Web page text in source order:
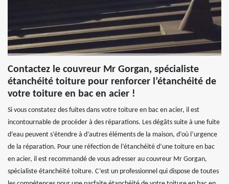
Contactez le couvreur Mr Gorgan, spécialiste
étanchéité toiture pour renforcer l’étanchéité de
votre toiture en bac en acier !
Si vous constatez des fuites dans votre toiture en bac en acier, il est
incontournable de procéder à des réparations. Les dégâts suite à une fuite
d’eau peuvent s’étendre à d’autres éléments de la maison, d’où l’urgence
de la réparation. Pour une réfection de l’étanchéité d’une toiture en bac
en acier, il est recommandé de vous adresser au couvreur Mr Gorgan,
spécialiste étanchéité toiture. C’est un professionnel qui dispose de toutes